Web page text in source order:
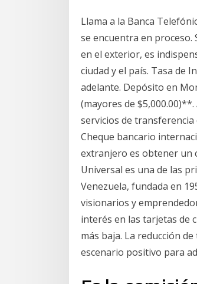
Llama a la Banca
se encuentra en proceso.
en el exterior, es
ciudad y el país. Tasa de
adelante. Depósito en
(mayores de
servicios de
Cheque bancario
extranjero es obtener un
Universal es una de las
Venezuela, fundada en
visionarios y
interés en las tarjetas de
más baja. La reducción
escenario positivo para